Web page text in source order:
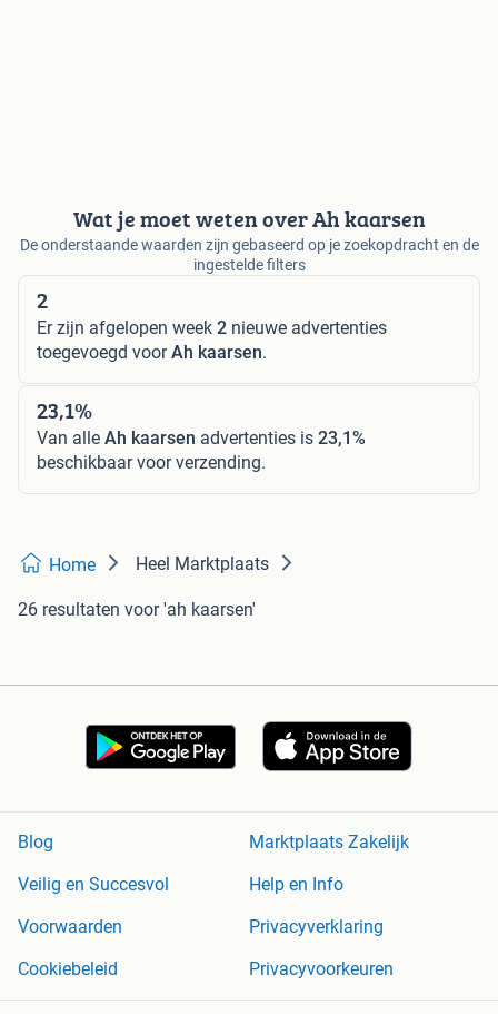
Wat je moet weten over Ah kaarsen
De onderstaande waarden zijn gebaseerd op je zoekopdracht en de
ingestelde filters
2
Er zijn afgelopen week 2 nieuwe advertenties
toegevoegd voorAh kaarsen.
23,1%
Van alle Ah kaarsen advertenties is 23,1%
beschikbaar voor verzending.
Home Heel Marktplaats
26 resultaten voor 'ah kaarsen'
Blog
Marktplaats Zakelijk
Veilig en Succesvol
Help en Info
Voorwaarden
Privacyverklaring
Cookiebeleid
Privacyvoorkeuren